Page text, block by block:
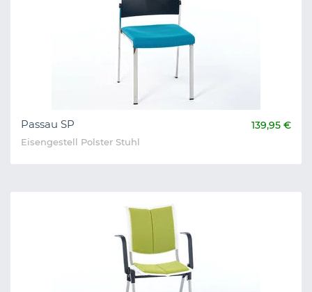
Passau SP 139,95 €
Eisengestell Polster Stuhl